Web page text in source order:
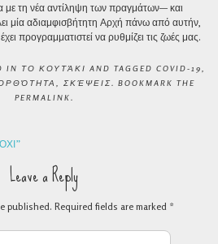
τη νέα αντίληψη των πραγμάτων— και
μία αδιαμφισβήτητη Αρχή πάνω από αυτήν,
προγραμματιστεί να ρυθμίζει τις ζωές μας.
IN ΤΟ ΚΟΥΤΆΚΙ AND TAGGED COVID-19
ΣΚΈΨΕΙΣ. BOOKMARK THE
PERMALINK .
Leave a Reply
published. Required fields are marked *